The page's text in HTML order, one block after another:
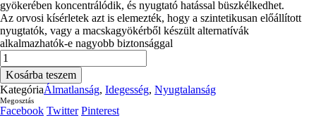
gyökerében koncentrálódik, és nyugtató hatással büszkélkedhet.
Az orvosi kísérletek azt is elemezték, hogy a szintetikusan előállított
nyugtatók, vagy a macskagyökérből készült alternatívák
alkalmazhatók-e nagyobb biztonsággal
L-
Theanine
200
mg
&
Valerianna
Kosárba teszem
KategóriaÁlmatlanság, Idegesség, Nyugtalanság
Megosztás
Facebook Twitter Pinterest